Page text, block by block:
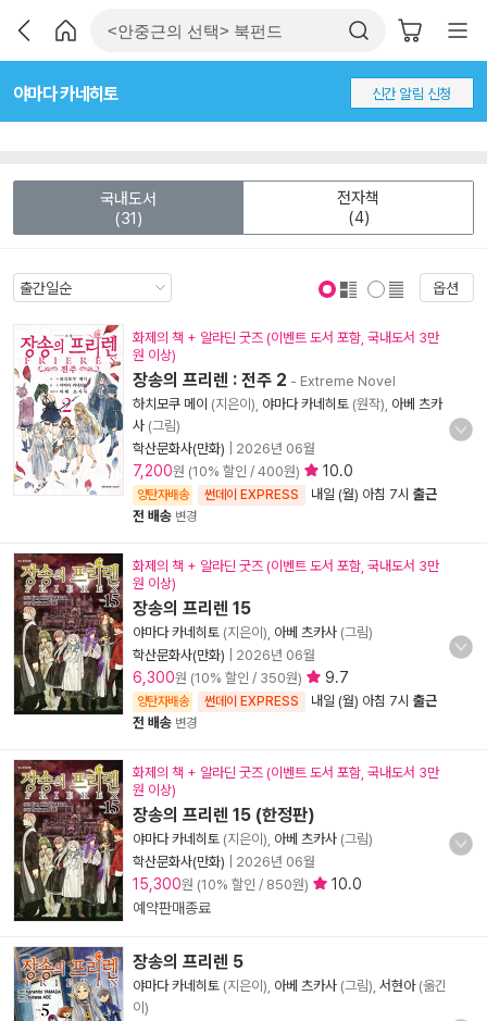
야마다 카네히토 신간 알림 신청
국내도서
(31)
전자책
(4)
옵션
화제의 책 + 알라딘 굿즈 (이벤트 도서 포함, 국내도서 3만
원 이상)
장송의 프리렌 : 전주 2 - Extreme Novel
하치모쿠 메이 (지은이), 야마다 카네히토 (원작), 아베 츠카
사 (그림)
학산문화사(만화)
2026년 06월
7,200원 (10% 할인 / 400원) 10.0
양탄자배송 썬데이 EXPRESS 내일 (월) 아침 7시 출근
전 배송 변경
화제의 책 + 알라딘 굿즈 (이벤트 도서 포함, 국내도서 3만
원 이상)
장송의 프리렌 15
야마다 카네히토 (지은이), 아베 츠카사 (그림)
학산문화사(만화)
2026년 06월
6,300원 (10% 할인 / 350원) 9.7
양탄자배송 썬데이 EXPRESS 내일 (월) 아침 7시 출근
전 배송 변경
화제의 책 + 알라딘 굿즈 (이벤트 도서 포함, 국내도서 3만
원 이상)
장송의 프리렌 15 (한정판)
야마다 카네히토 (지은이), 아베 츠카사 (그림)
학산문화사(만화)
2026년 06월
15,300원 (10% 할인 / 850원)
10.0
예약판매종료
장송의 프리렌 5
야마다 카네히토 (지은이), 아베 츠카사 (그림), 서현아(옮긴
이)